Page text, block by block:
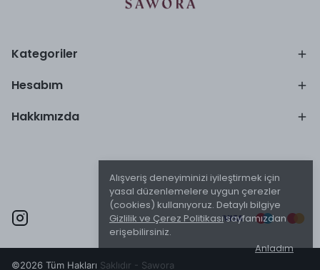
Alışveriş deneyiminizi iyileştirmek için
yasal düzenlemelere uygun çerezler
(cookies) kullanıyoruz. Detaylı bilgiye
Gizlilik ve Çerez Politikasısayfamızdan
erişebilirsiniz.
Anladım
Kategoriler
Hesabım
Hakkımızda
©2026 Tüm Hakları Saklıdır - Sawora